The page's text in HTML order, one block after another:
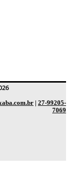
| 27-99205-
7069